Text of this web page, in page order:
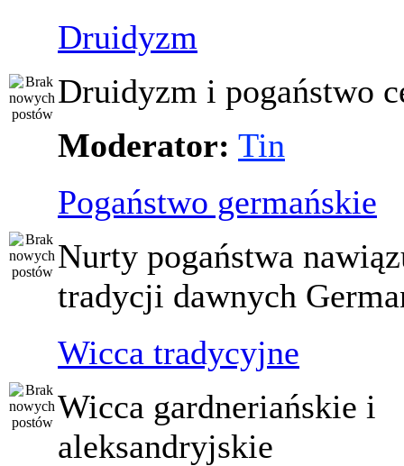
Druidyzm
Druidyzm i pogaństwo
Moderator: Tin
Pogaństwo germańskie
Nurty pogaństwa
tradycji dawnych
Wicca tradycyjne
Wicca gardneriańskie i
aleksandryjskie